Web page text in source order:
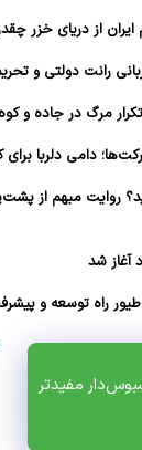
مفیدتر
ایران از دریای خزر
رانت دولتی و
مرگ در جاده و کوه
دامی دلربا برای
روایت مبهم از
آغاز شد
راه توسعه و